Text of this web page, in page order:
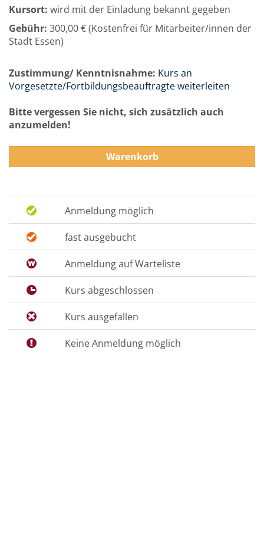
Kursort: wird mit der Einladung bekannt gegeben
Gebühr: 300,00 € (Kostenfrei für Mitarbeiter/innen der
Stadt Essen)
Zustimmung/ Kenntnisnahme: Kurs an
Vorgesetzte/Fortbildungsbeauftragte weiterleiten
Bitte vergessen Sie nicht, sich zusätzlich auch
anzumelden!
Warenkorb
Anmeldung möglich
fast ausgebucht
Anmeldung auf Warteliste
Kurs abgeschlossen
Kurs ausgefallen
Keine Anmeldung möglich